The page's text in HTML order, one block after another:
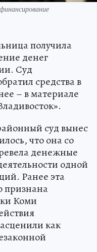
получила
денег
Суд
средства в
– в материале
суд вынес
что она со
денежные
одной
Ранее эта
признана
Коми
как